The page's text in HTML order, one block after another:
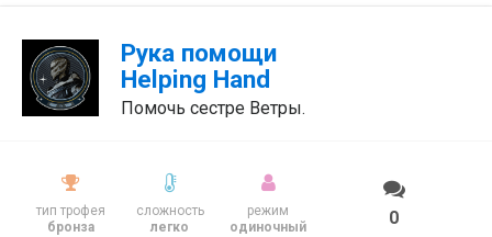
Рука помощи
Helping Hand
Помочь сестре Ветры.
тип трофея
бронза
сложность
легко
режим
одиночный
0